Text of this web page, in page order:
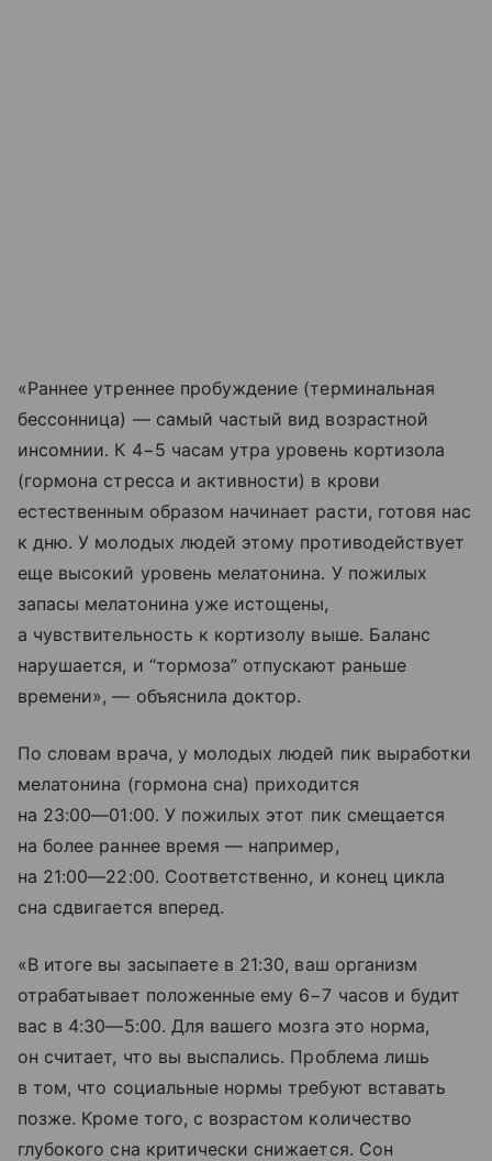
«Раннее утреннее пробуждение (терминальная
бессонница) — самый частый вид возрастной
инсомнии. К 4−5 часам утра уровень кортизола
(гормона стресса и активности) в крови
естественным образом начинает расти, готовя нас
к дню. У молодых людей этому противодействует
еще высокий уровень мелатонина. У пожилых
запасы мелатонина уже истощены,
а чувствительность к кортизолу выше. Баланс
нарушается, и “тормоза” отпускают раньше
времени», — объяснила доктор.
По словам врача, у молодых людей пик выработки
мелатонина (гормона сна) приходится
на 23:00—01:00. У пожилых этот пик смещается
на более раннее время — например,
на 21:00—22:00. Соответственно, и конец цикла
сна сдвигается вперед.
«В итоге вы засыпаете в 21:30, ваш организм
отрабатывает положенные ему 6−7 часов и будит
вас в 4:30—5:00. Для вашего мозга это норма,
он считает, что вы выспались. Проблема лишь
в том, что социальные нормы требуют вставать
позже. Кроме того, с возрастом количество
глубокого сна критически снижается. Сон